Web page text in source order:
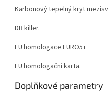
Karbonový tepelný kryt
DB killer.
EU homologace EURO5+
EU homologační karta.
Doplňkové parametry